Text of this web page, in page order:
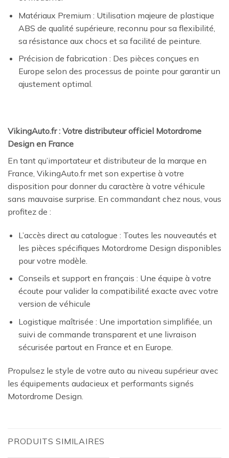
Matériaux Premium : Utilisation majeure de plastique
ABS de qualité supérieure, reconnu pour sa flexibilité,
sa résistance aux chocs et sa facilité de peinture.
Précision de fabrication : Des pièces conçues en
Europe selon des processus de pointe pour garantir un
ajustement optimal.
VikingAuto.fr : Votre distributeur officiel Motordrome
Design en France
En tant qu’importateur et distributeur de la marque en
France, VikingAuto.fr met son expertise à votre
disposition pour donner du caractère à votre véhicule
sans mauvaise surprise. En commandant chez nous, vous
profitez de :
L’accès direct au catalogue : Toutes les nouveautés et
les pièces spécifiques Motordrome Design disponibles
pour votre modèle.
Conseils et support en français : Une équipe à votre
écoute pour valider la compatibilité exacte avec votre
version de véhicule
Logistique maîtrisée : Une importation simplifiée, un
suivi de commande transparent et une livraison
sécurisée partout en France et en Europe.
Propulsez le style de votre auto au niveau supérieur avec
les équipements audacieux et performants signés
Motordrome Design.
PRODUITS SIMILAIRES